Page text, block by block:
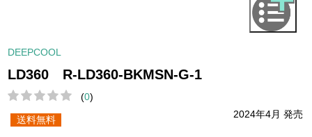
DEEPCOOL
LD360 R-LD360-BKMSN-G-1
(0)
2024年4月 発売
送料無料